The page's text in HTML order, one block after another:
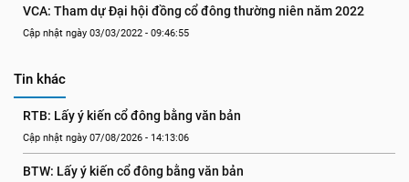
VCA: Tham dự Đại hội đồng cổ đông thường niên năm 2022
Cập nhật ngày 03/03/2022 - 09:46:55
Tin khác
RTB: Lấy ý kiến cổ đông bằng văn bản
Cập nhật ngày 07/08/2026 - 14:13:06
BTW: Lấy ý kiến cổ đông bằng văn bản